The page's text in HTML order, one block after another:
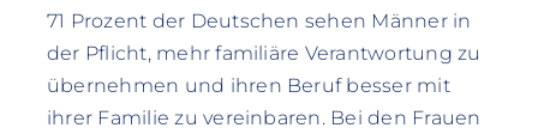
71 Prozent der Deutschen sehen Männer in
der Pflicht, mehr familiäre Verantwortung zu
übernehmen und ihren Beruf besser mit
ihrer Familie zu vereinbaren. Bei den Frauen